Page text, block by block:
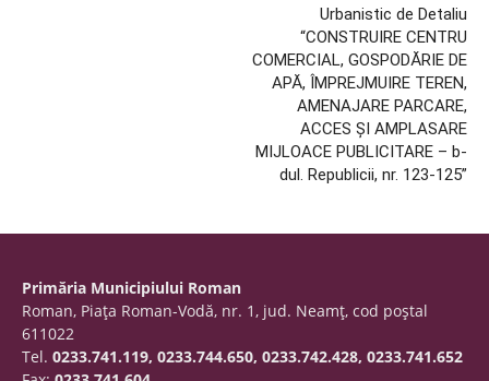
Urbanistic de Detaliu
“CONSTRUIRE CENTRU
COMERCIAL, GOSPODĂRIE DE
APĂ, ÎMPREJMUIRE TEREN,
AMENAJARE PARCARE,
ACCES ȘI AMPLASARE
MIJLOACE PUBLICITARE – b-
dul. Republicii, nr. 123-125”
Primăria Municipiului Roman
Roman, Piaţa Roman-Vodă, nr. 1, jud. Neamţ, cod poştal
611022
Tel. 0233.741.119, 0233.744.650, 0233.742.428, 0233.741.652